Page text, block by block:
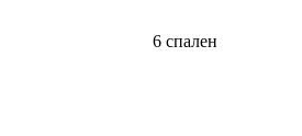
6 спален